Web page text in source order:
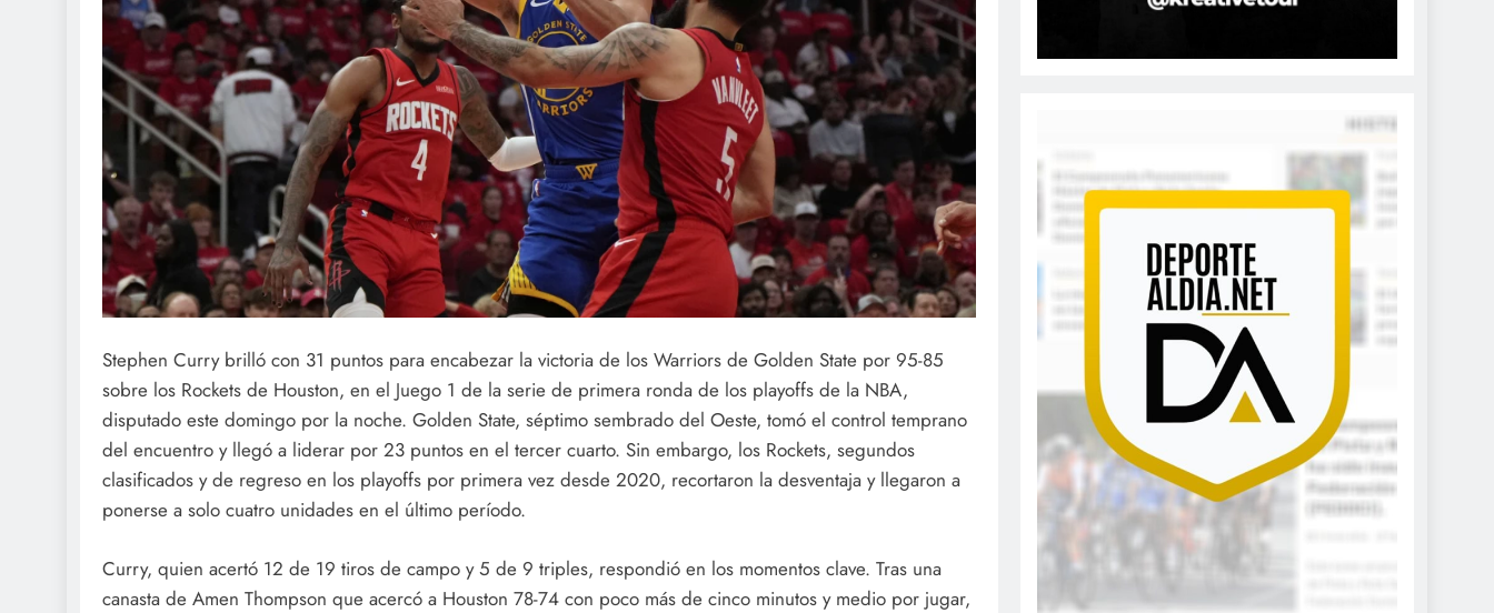
Stephen Curry brilló con 31 puntos para encabezar la victoria de los Warriors de Golden State por 95-85
sobre los Rockets de Houston, en el Juego 1 de la serie de primera ronda de los playoffs de la NBA,
disputado este domingo por la noche. Golden State, séptimo sembrado del Oeste, tomó el control temprano
del encuentro y llegó a liderar por 23 puntos en el tercer cuarto. Sin embargo, los Rockets, segundos
clasificados y de regreso en los playoffs por primera vez desde 2020, recortaron la desventaja y llegaron a
ponerse a solo cuatro unidades en el último período.
Curry, quien acertó 12 de 19 tiros de campo y 5 de 9 triples, respondió en los momentos clave. Tras una
canasta de Amen Thompson que acercó a Houston 78-74 con poco más de cinco minutos y medio por jugar,